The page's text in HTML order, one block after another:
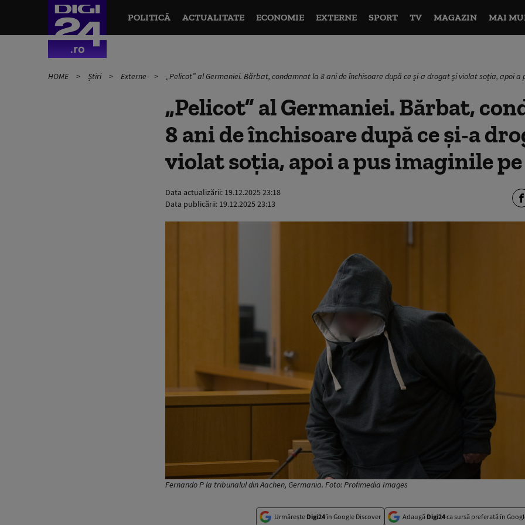
POLITICĂ ACTUALITATE ECONOMIE EXTERNE SPORT TV MAGAZIN MAI
HOME Știri Externe „Pelicot” al Germaniei. Bărbat, condamnat la 8 ani de închisoare după ce și-a drogat și violat soția, apoi a
„Pelicot” al Germaniei. Bărbat,
8 ani de închisoare după ce și-a
violat soția, apoi a pus imaginile
Data actualizării: 19.12.2025 23:18
Data publicării: 19.12.2025 23:13
Fernando P la tribunalul din Aachen, Germania. Foto: Profimedia Images
Urmărește Digi24în Google Discover Adaugă Digi24ca sursă preferată în